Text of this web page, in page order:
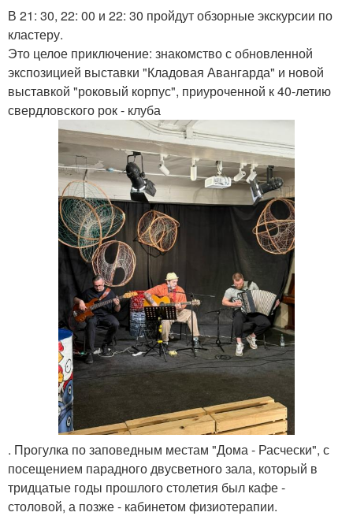
В 21: 30, 22: 00 и 22: 30 пройдут обзорные экскурсии по
кластеру.
Это целое приключение: знакомство с обновленной
экспозицией выставки "Кладовая Авангарда" и новой
выставкой "роковый корпус", приуроченной к 40-летию
свердловского рок - клуба
. Прогулка по заповедным местам "Дома - Расчески", с
посещением парадного двусветного зала, который в
тридцатые годы прошлого столетия был кафе -
столовой, а позже - кабинетом физиотерапии.